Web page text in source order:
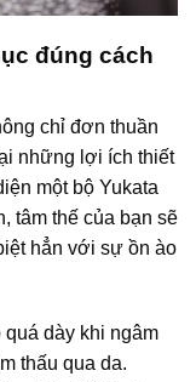
đúng cách
chỉ đơn thuần
những lợi ích thiết
một bộ Yukata
tâm thế của bạn sẽ
hẳn với sự ồn ào
quá dày khi ngâm
thấu qua da.